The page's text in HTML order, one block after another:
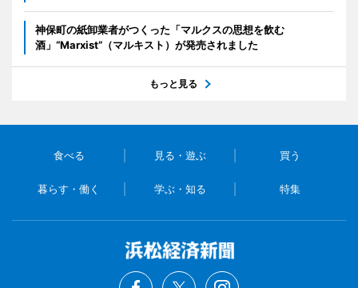
神保町の紙卸業者がつくった「マルクスの思想を飲む
酒」“Marxist”（マルキスト）が発売されました
もっと見る
食べる 見る・遊ぶ 買う
暮らす・働く 学ぶ・知る 特集